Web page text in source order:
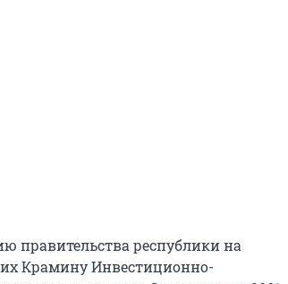
правительства республики на
Крамину Инвестиционно-